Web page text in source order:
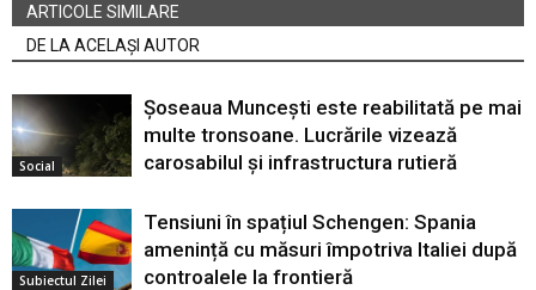
ARTICOLE SIMILARE
DE LA ACELAȘI AUTOR
Social
Șoseaua Muncești este reabilitată pe mai
multe tronsoane. Lucrările vizează
carosabilul și infrastructura rutieră
Subiectul Zilei
Tensiuni în spațiul Schengen: Spania
amenință cu măsuri împotriva Italiei după
controalele la frontieră